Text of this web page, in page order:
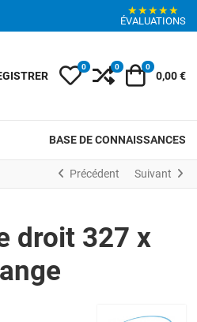
★★★★★
ÉVALUATIONS
My Wishlist
0 Compare
0 Votre
0
0,00 €
BASE DE CONNAISSANCES
Précédent Suivant
droit 327 x